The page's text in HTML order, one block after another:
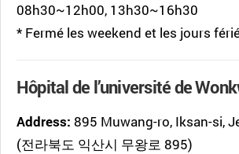
08h30~12h00, 13h30~16h30
* Fermé les weekend et les jours
Hôpital de l’université de
Address: 895 Muwang-ro, Iksan-si,
(전라북도 익산시 무왕로 895)